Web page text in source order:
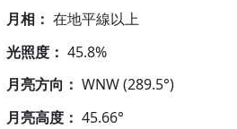
月相： 在地平線以上
光照度： 45.8%
月亮方向： WNW (289.5°)
月亮高度： 45.66°